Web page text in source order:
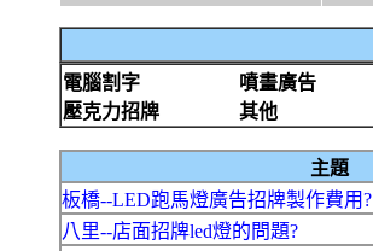
電腦割字
噴畫廣告
壓克力招牌
其他
主題
板橋--LED跑馬燈廣告招牌製作費用?
八里--店面招牌led燈的問題?